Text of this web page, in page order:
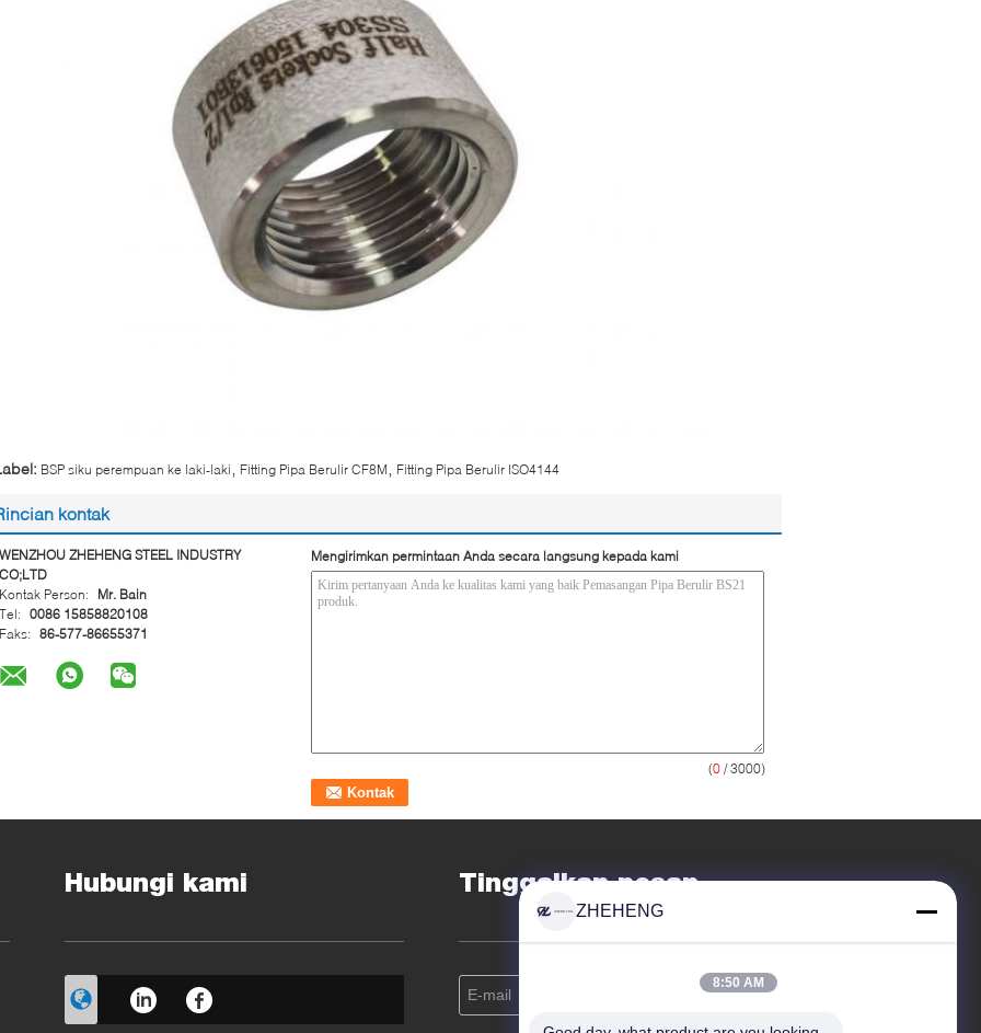
BSP siku perempuan ke laki-laki Fitting Pipa Berulir CF8M Fitting Pipa Berulir ISO4144
kontak
WENZHOU ZHEHENG STEEL INDUSTRY
CO;LTD
Kontak Person:
Mr. Bain
Tel: 0086 15858820108
Faks: 86-577-86655371
Mengirimkan permintaan Anda secara langsung kepada kami
(0 / 3000)
Hubungi kami Tinggalkan pesan
ZHEHENG
8:50 AM